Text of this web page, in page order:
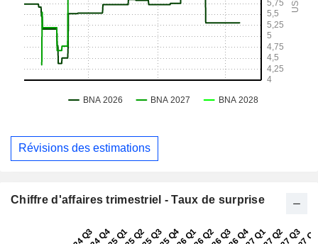
Révisions des estimations
Chiffre d'affaires trimestriel - Taux de surprise